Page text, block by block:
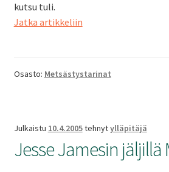
kutsu tuli.
Jatka artikkeliinMetsäjänisjahtia
Osasto: Metsästystarinat
Julkaistu 10.4.2005tehnytylläpitäjä
Jesse Jamesin jäljillä